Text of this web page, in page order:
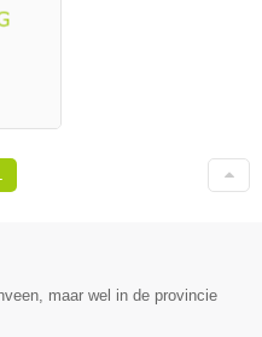
maar wel in de provincie